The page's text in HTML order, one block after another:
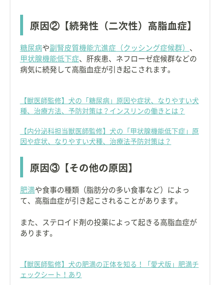
原因②【続発性（二次性）高脂血症】
糖尿病や副腎皮質機能亢進症（クッシング症候群） 、
甲状腺機能低下症、肝疾患、ネフローゼ症候群などの
病気に続発して高脂血症が引き起こされます。
【獣医師監修】犬の「糖尿病」原因や症状、なりやすい犬
種、治療方法、予防対策は？インスリンの働きとは？
【内分泌科担当獣医師監修】犬の「甲状腺機能低下症」原
因や症状、なりやすい犬種、治療法予防対策は？
原因③【その他の原因】
肥満や食事の種類（脂肪分の多い食事など）によっ
て、高脂血症が引き起こされることがあります。
また、ステロイド剤の投薬によって起きる高脂血症が
あります。
【獣医師監修】犬の肥満の正体を知る！「愛犬版」肥満チ
ェックシート！あり